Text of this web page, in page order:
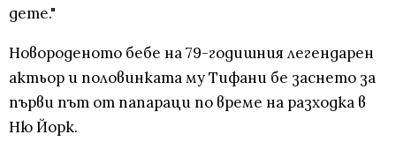
дете."
Новороденото бебе на 79-годишния легендарен
актьор и половинката му Тифани бе заснето за
първи път от папараци по време на разходка в
Ню Йорк.